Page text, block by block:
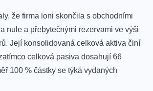
že firma loni skončila s obchodními
nule a přebytečnými rezervami ve výši
Její konsolidovaná celková aktiva činí
celková pasiva dosahují 66
100 % částky se týká vydaných